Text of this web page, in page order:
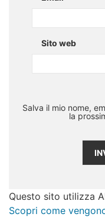
Sito web
Salva il mio nome,
la
Questo sito utilizza
Scopri come